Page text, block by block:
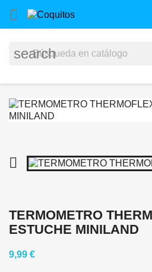

search

TERMOMETRO
ESTUCHE MINILAND
9,99 €